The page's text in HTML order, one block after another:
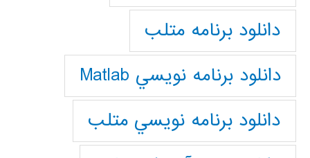
دانلود برنامه متلب
دانلود برنامه نويسي Matlab
دانلود برنامه نويسي متلب